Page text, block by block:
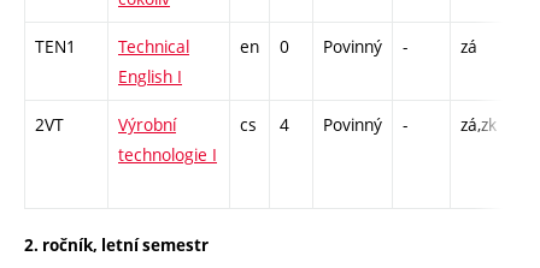
TEN1
Technical
English I
en 0 Povinný - zá
2VT
Výrobní
technologie I
cs 4 Povinný - zá,zk
2. ročník, letní semestr